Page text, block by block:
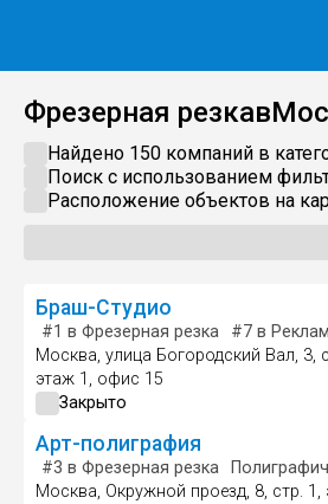
Фрезерная резкав
Найдено 150 компаний в
Поиск с использованием
Расположение объектов на
Браш-Студио
#1 в Фрезерная резка #7 в
Москва, улица Богородский Вал, 3,
этаж 1, офис 15
Закрыто
Арт-полиграфия
#3 в Фрезерная резка
Москва, Окружной проезд, 8, стр. 1,